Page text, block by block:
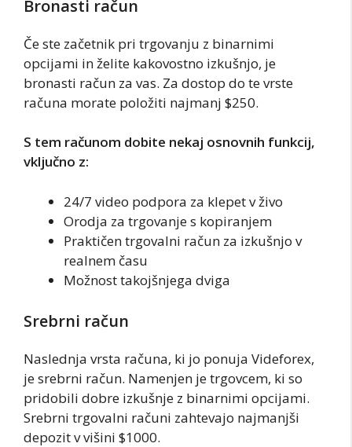
Bronasti račun
Če ste začetnik pri trgovanju z binarnimi
opcijami in želite kakovostno izkušnjo, je
bronasti račun za vas. Za dostop do te vrste
računa morate položiti najmanj $250.
S tem računom dobite nekaj osnovnih funkcij,
vključno z:
24/7 video podpora za klepet v živo
Orodja za trgovanje s kopiranjem
Praktičen trgovalni račun za izkušnjo v
realnem času
Možnost takojšnjega dviga
Srebrni račun
Naslednja vrsta računa, ki jo ponuja Videforex,
je srebrni račun. Namenjen je trgovcem, ki so
pridobili dobre izkušnje z binarnimi opcijami.
Srebrni trgovalni računi zahtevajo najmanjši
depozit v višini $1000.